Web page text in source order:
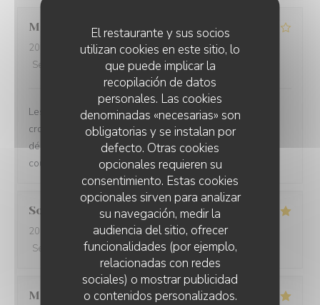
El restaurante y sus socios
utilizan cookies en este sitio, lo
que puede implicar la
recopilación de datos
personales. Las cookies
denominadas «necesarias» son
obligatorias y se instalan por
defecto. Otras cookies
opcionales requieren su
consentimiento. Estas cookies
opcionales sirven para analizar
su navegación, medir la
audiencia del sitio, ofrecer
funcionalidades (por ejemplo,
relacionadas con redes
sociales) o mostrar publicidad
o contenidos personalizados.
Manon
2026-08-01 - 20:30 - Invitados 2
Servicio
Ambiente: 3/5 Menú:2/5 Calidad / Precio
Les plats étaient sans saveur, nous avons pris des
croquettes aux cèpes qui n’étaient pas cuites et ce
décomposer dans nos maïs et le ceviche de bar était
coupé tel un tartare sans marinade ni assaisonnement
Sophie
2026-07-31
- 20:00 - Invitados 7
Servicio
/5 Ambiente: 5/5 Menú:5/5 Calidad / Precio
MRAIHI LA VILLA CLAPOTIS